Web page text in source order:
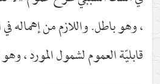
، وهو باطل. واللازم من إهماله
قابليّة العموم لشمول المورد ،